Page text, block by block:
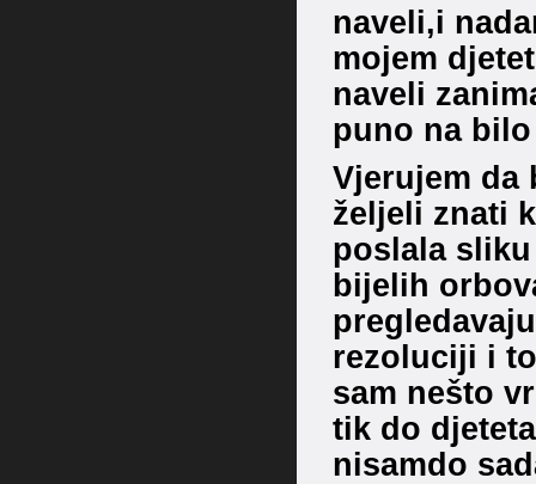
naveli,i
mojem
naveli
puno na
Vjerujem da
željeli znati
poslala
bijelih
rezoluciji i
sam nešto
tik do
nisamdo